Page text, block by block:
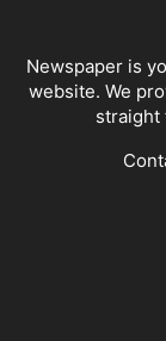
Newspaper is
website. We
straight